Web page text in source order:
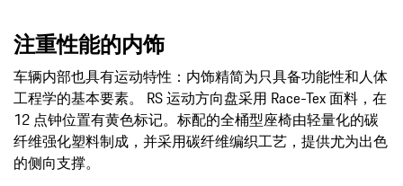
注重性能的内饰
车辆内部也具有运动特性：内饰精简为只具备功能性和人体
工程学的基本要素。 RS 运动方向盘采用 Race-Tex 面料，在
12 点钟位置有黄色标记。标配的全桶型座椅由轻量化的碳
纤维强化塑料制成，并采用碳纤维编织工艺，提供尤为出色
的侧向支撑。